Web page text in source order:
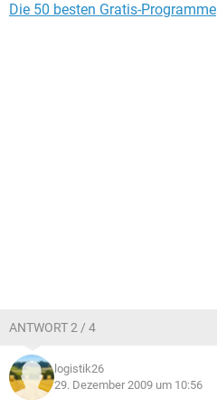
Die 50 besten Gratis-Programme
ANTWORT 2 / 4
logistik26
29. Dezember 2009 um 10:56